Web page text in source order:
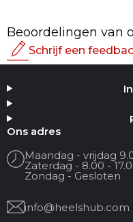
Beoordelingen van
Schrijf een
Jouw naam
Je e-mailadres
Reviewtitel
Ons adres
Maandag - vrijdag
Zaterdag - 8.00 -
Zondag - Gesloten
info@heelshub.com